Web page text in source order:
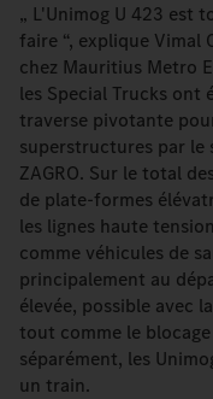
„ L'Unimog U 423 est
faire “, explique Vimal
chez Mauritius Metro
les Special Trucks ont
traverse pivotante
superstructures par le
ZAGRO. Sur le total
de plate-formes
les lignes haute
comme véhicules de
principalement au
élevée, possible avec
tout comme le
séparément, les
un train.